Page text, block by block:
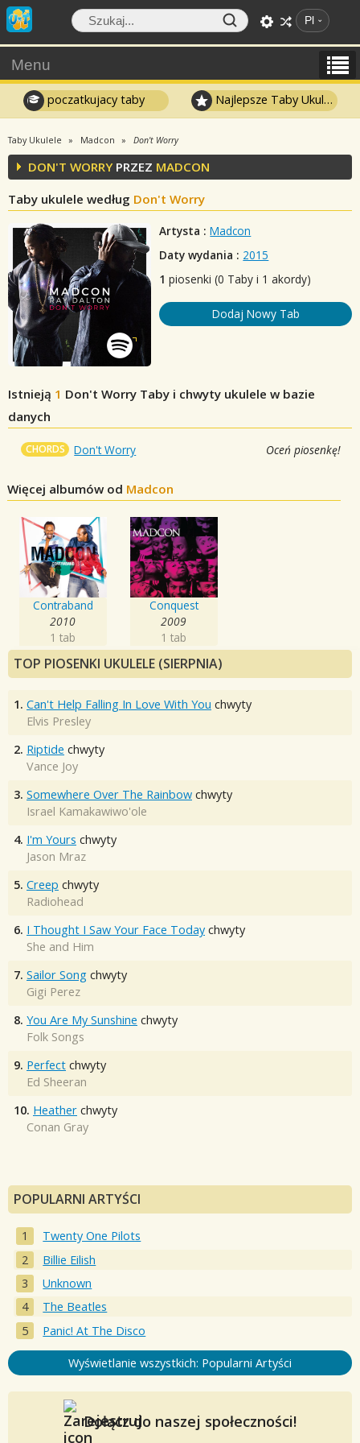
Pl
Menu
poczatkujacy taby Najlepsze Taby Ukulele
Taby Ukulele Madcon Don't Worry
DON'T WORRYPRZEZ MADCON
Taby ukulele według Don't Worry
Artysta : Madcon
Daty wydania : 2015
1 piosenki (0 Taby i 1 akordy)
Dodaj Nowy Tab
Istnieją 1 Don't Worry Taby i chwyty ukulele w bazie
danych
CHORDS Don't Worry Oceń piosenkę!
Więcej albumów od Madcon
Contraband
2010
1 tab
Conquest
2009
1 tab
TOP PIOSENKI UKULELE (SIERPNIA)
1. Can't Help Falling In Love With You chwyty
Elvis Presley
2. Riptide chwyty
Vance Joy
3. Somewhere Over The Rainbow chwyty
Israel Kamakawiwo'ole
4. I'm Yours chwyty
Jason Mraz
5. Creep chwyty
Radiohead
6. I Thought I Saw Your Face Today chwyty
She and Him
7. Sailor Song chwyty
Gigi Perez
8. You Are My Sunshine chwyty
Folk Songs
9. Perfect chwyty
Ed Sheeran
10. Heather chwyty
Conan Gray
POPULARNI ARTYŚCI
Twenty One Pilots
Billie Eilish
Unknown
The Beatles
Panic! At The Disco
Wyświetlanie wszystkich: Popularni Artyści
Dołącz do naszej społeczności!